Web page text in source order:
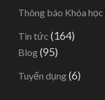
Thông báo Khóa học
Tin tức (164)
Blog (95)
Tuyển dụng (6)